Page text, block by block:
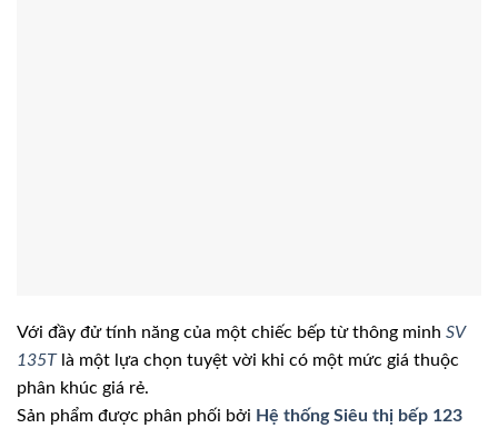
Với đầy đử tính năng của một chiếc bếp từ thông minh SV
135Tlà một lựa chọn tuyệt vời khi có một mức giá thuộc
phân khúc giá rẻ.
Sản phẩm được phân phối bởi Hệ thống Siêu thị bếp 123